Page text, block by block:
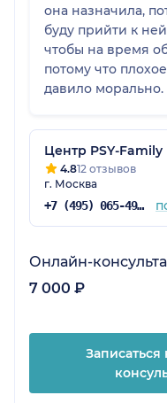
она назначила,
буду прийти к
чтобы на время
потому что
давило
консультации
выслушала и
Центр PSY-Family
4.812 отзывов
г. Москва
+7 (495) 065-49-88
Онлайн-
7 000 ₽